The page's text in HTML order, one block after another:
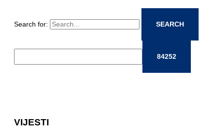
Search for:
VIJESTI